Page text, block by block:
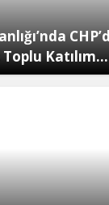
Katılım…